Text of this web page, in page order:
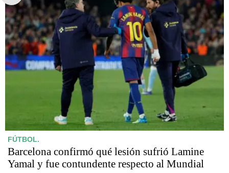
FÚTBOL.
Barcelona confirmó qué lesión sufrió Lamine
Yamal y fue contundente respecto al Mundial